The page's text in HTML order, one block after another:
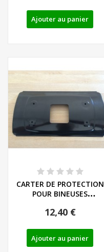
Ajouter au panier
CARTER DE PROTECTION
POUR BINEUSES
12,40 €
Ajouter au panier